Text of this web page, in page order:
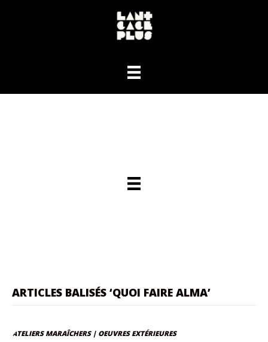
ARTICLES BALISÉS ‘QUOI FAIRE ALMA’
ATELIERS MARAÎCHERS | OEUVRES EXTÉRIEURES